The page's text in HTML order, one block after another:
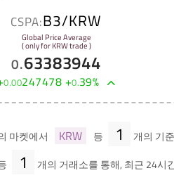
CSPA:B3/KRW
Global Price Average
( only for KRW trade )
0.63383944
0.00247478 +0.39%
마켓에서 KRW 등 1
개의 기
1 개의 거래소를 통해, 최근 24시